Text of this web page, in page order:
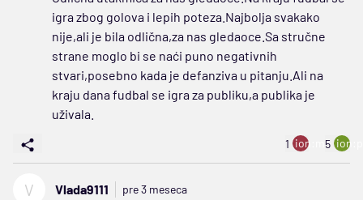
igra zbog golova i lepih poteza.Najbolja svakako
nije,ali je bila odlična,za nas gledaoce.Sa stručne
strane moglo bi se naći puno negativnih
stvari,posebno kada je defanziva u pitanju.Ali na
kraju dana fudbal se igra za publiku,a publika je
uživala.
1 ion:minus
5
V Vlada9111 pre 3 meseca